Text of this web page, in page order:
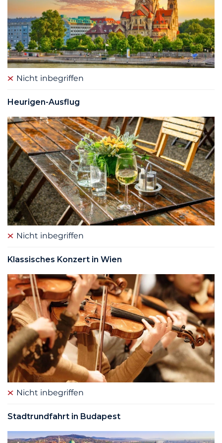
Nicht inbegriffen
Heurigen-Ausflug
Nicht inbegriffen
Klassisches Konzert in Wien
Nicht inbegriffen
Stadtrundfahrt in Budapest